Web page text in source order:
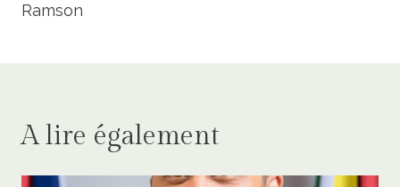
Ramson
A lire également